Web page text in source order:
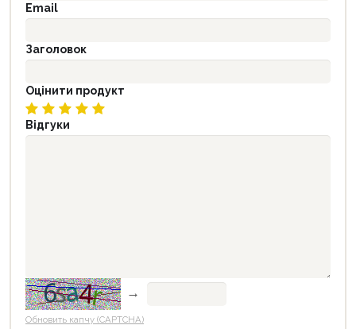
Email
Заголовок
Оцінити продукт
Відгуки
→
Обновить капчу (CAPTCHA)